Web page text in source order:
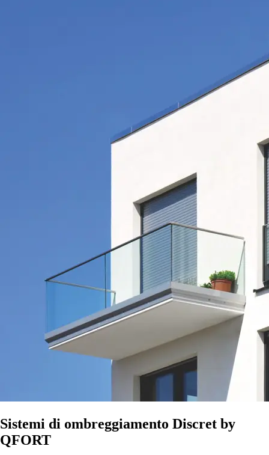
Sistemi di ombreggiamento Discret by
QFORT